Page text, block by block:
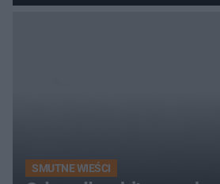
SMUTNE WIEŚCI